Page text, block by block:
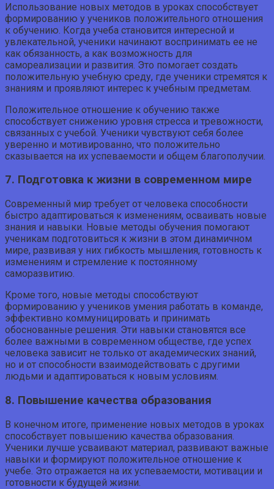
Использование новых методов в уроках способствует
формированию у учеников положительного отношения
к обучению. Когда учеба становится интересной и
увлекательной, ученики начинают воспринимать ее не
как обязанность, а как возможность для
самореализации и развития. Это помогает создать
положительную учебную среду, где ученики стремятся к
знаниям и проявляют интерес к учебным предметам.
Положительное отношение к обучению также
способствует снижению уровня стресса и тревожности,
связанных с учебой. Ученики чувствуют себя более
уверенно и мотивированно, что положительно
сказывается на их успеваемости и общем благополучии.
7. Подготовка к жизни в современном мире
Современный мир требует от человека способности
быстро адаптироваться к изменениям, осваивать новые
знания и навыки. Новые методы обучения помогают
ученикам подготовиться к жизни в этом динамичном
мире, развивая у них гибкость мышления, готовность к
изменениям и стремление к постоянному
саморазвитию.
Кроме того, новые методы способствуют
формированию у учеников умения работать в команде,
эффективно коммуницировать и принимать
обоснованные решения. Эти навыки становятся все
более важными в современном обществе, где успех
человека зависит не только от академических знаний,
но и от способности взаимодействовать с другими
людьми и адаптироваться к новым условиям.
8. Повышение качества образования
В конечном итоге, применение новых методов в уроках
способствует повышению качества образования.
Ученики лучше усваивают материал, развивают важные
навыки и формируют положительное отношение к
учебе. Это отражается на их успеваемости, мотивации и
готовности к будущей жизни.